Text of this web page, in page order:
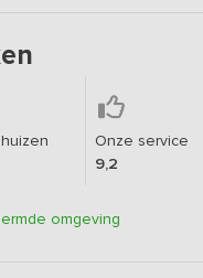
Onze service
9,2
omgeving